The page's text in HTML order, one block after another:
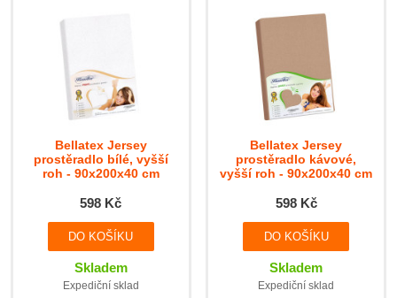
Bellatex Jersey
prostěradlo bílé, vyšší
roh - 90x200x40 cm
598 Kč
Skladem
Expediční sklad
Bellatex Jersey
prostěradlo kávové,
vyšší roh - 90x200x40 cm
598 Kč
Skladem
Expediční sklad